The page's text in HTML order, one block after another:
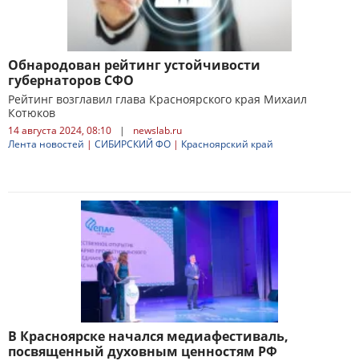
Обнародован рейтинг устойчивости
губернаторов СФО
Рейтинг возглавил глава Красноярского края Михаил
Котюков
14 августа 2024, 08:10 |
newslab.ru
Лента новостей | СИБИРСКИЙ ФО | Красноярский край
В Красноярске начался медиафестиваль,
посвященный духовным ценностям РФ